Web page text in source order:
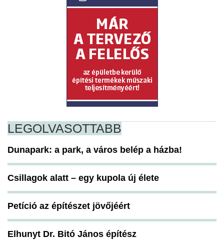
LEGOLVASOTTABB
Dunapark: a park, a város belép a házba!
Csillagok alatt – egy kupola új élete
Petíció az építészet jövőjéért
Elhunyt Dr. Bitó János építész